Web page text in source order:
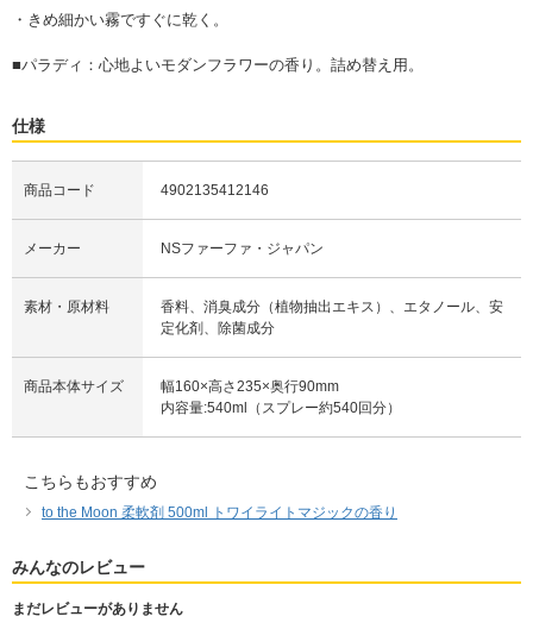
・きめ細かい霧ですぐに乾く。
■パラディ：心地よいモダンフラワーの香り。詰め替え用。
仕様
商品コード 4902135412146
メーカー NSファーファ・ジャパン
素材・原材料
香料、消臭成分（植物抽出エキス）、エタノール、安
定化剤、除菌成分
商品本体サイズ
幅160×高さ235×奥行90mm
内容量:540ml（スプレー約540回分）
こちらもおすすめ
to the Moon 柔軟剤 500ml トワイライトマジックの香り
みんなのレビュー
まだレビューがありません